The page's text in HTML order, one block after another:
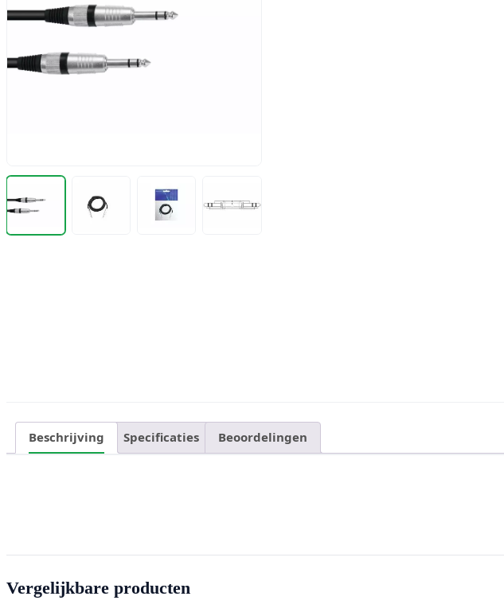
Beschrijving Specificaties Beoordelingen
Vergelijkbare producten